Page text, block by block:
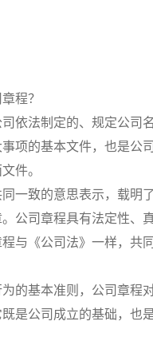
程？
依法制定的、规定公司
项的基本文件，也是公
件。
一致的意思表示，载明
公司章程具有法定性、
与《公司法》一样，共
的基本准则，公司章程
是公司成立的基础，也